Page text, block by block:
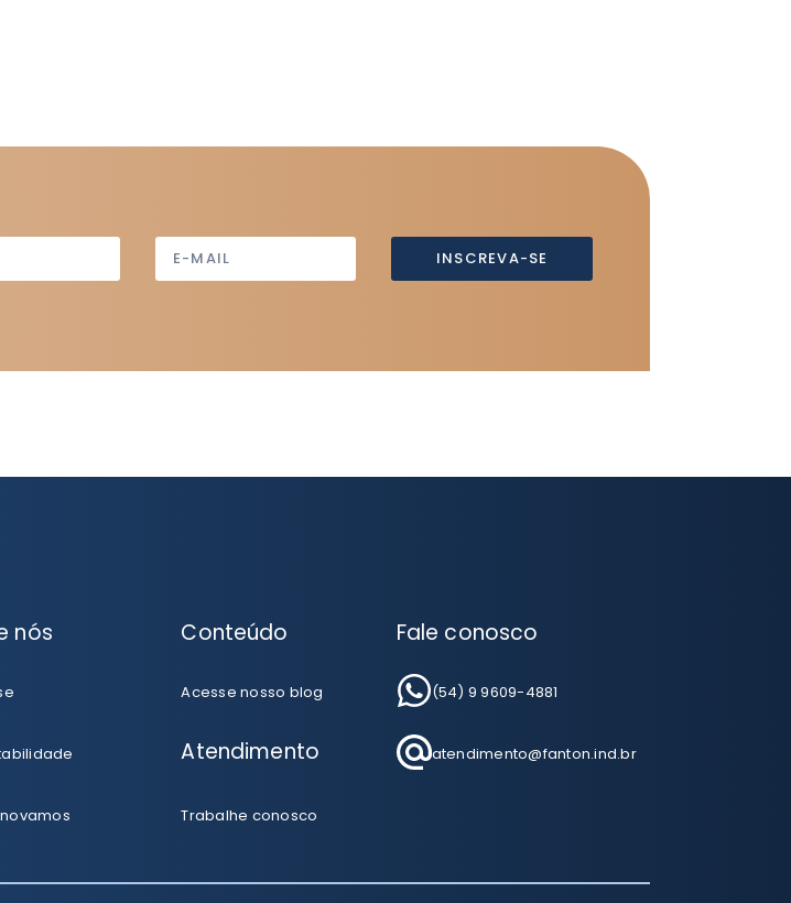
INSCREVA-SE
nós Conteúdo
Acesse nosso blog
Atendimento
Trabalhe conosco
Fale conosco
(54) 9 9609-4881
atendimento@fanton.ind.br